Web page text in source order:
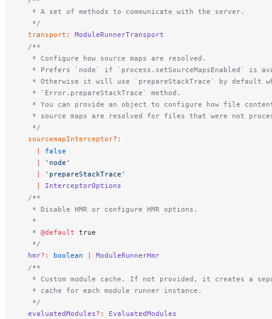
   * A set of methods to communicate with the server.
   */
transport :
ModuleRunnerTransport
  /**
   * Configure how source maps are resolved.
* Prefers `node` if `process.setSourceMapsEnabled` is
* Otherwise it will use `prepareStackTrace` by default
   * `Error.prepareStackTrace` method.
* You can provide an object to configure how file
* source maps are resolved for files that were not
   */
sourcemapInterceptor?:
false
'node'
'prepareStackTrace'
InterceptorOptions
  /**
   * Disable HMR or configure HMR options.
   *
   *
@default true
   */
hmr?: boolean
ModuleRunnerHmr
  /**
* Custom module cache. If not provided, it creates a
   * cache for each module runner instance.
   */
evaluatedModules?:
EvaluatedModules